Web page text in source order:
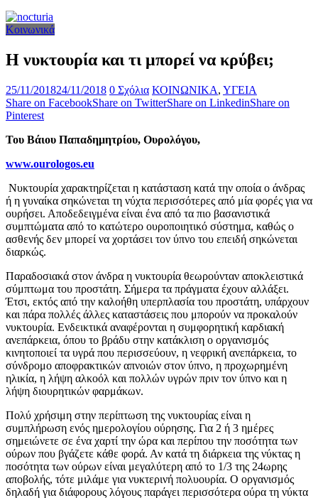
Κοινωνικά
Η νυκτουρία και τι μπορεί να κρύβει;
25/11/201824/11/2018 0 Σχόλια ΚΟΙΝΩΝΙΚΑ, ΥΓΕΙΑ
Share on FacebookShare on TwitterShare on LinkedinShare on
Pinterest
Του Βάιου Παπαδημητρίου, Ουρολόγου,
www.ourologos.eu
Νυκτουρία χαρακτηρίζεται η κατάσταση κατά την οποία ο άνδρας
ή η γυναίκα σηκώνεται τη νύχτα περισσότερες από μία φορές για να
ουρήσει. Αποδεδειγμένα είναι ένα από τα πιο βασανιστικά
συμπτώματα από το κατώτερο ουροποιητικό σύστημα, καθώς ο
ασθενής δεν μπορεί να χορτάσει τον ύπνο του επειδή σηκώνεται
διαρκώς.
Παραδοσιακά στον άνδρα η νυκτουρία θεωρούνταν αποκλειστικά
σύμπτωμα του προστάτη. Σήμερα τα πράγματα έχουν αλλάξει.
Έτσι, εκτός από την καλοήθη υπερπλασία του προστάτη, υπάρχουν
και πάρα πολλές άλλες καταστάσεις που μπορούν να προκαλούν
νυκτουρία. Ενδεικτικά αναφέρονται η συμφορητική καρδιακή
ανεπάρκεια, όπου το βράδυ στην κατάκλιση ο οργανισμός
κινητοποιεί τα υγρά που περισσεύουν, η νεφρική ανεπάρκεια, το
σύνδρομο αποφρακτικών απνοιών στον ύπνο, η προχωρημένη
ηλικία, η λήψη αλκοόλ και πολλών υγρών πριν τον ύπνο και η
λήψη διουρητικών φαρμάκων.
Πολύ χρήσιμη στην περίπτωση της νυκτουρίας είναι η
συμπλήρωση ενός ημερολογίου ούρησης. Για 2 ή 3 ημέρες
σημειώνετε σε ένα χαρτί την ώρα και περίπου την ποσότητα των
ούρων που βγάζετε κάθε φορά. Αν κατά τη διάρκεια της νύκτας η
ποσότητα των ούρων είναι μεγαλύτερη από το 1/3 της 24ωρης
αποβολής, τότε μιλάμε για νυκτερινή πολυουρία. Ο οργανισμός
δηλαδή για διάφορους λόγους παράγει περισσότερα ούρα τη νύκτα